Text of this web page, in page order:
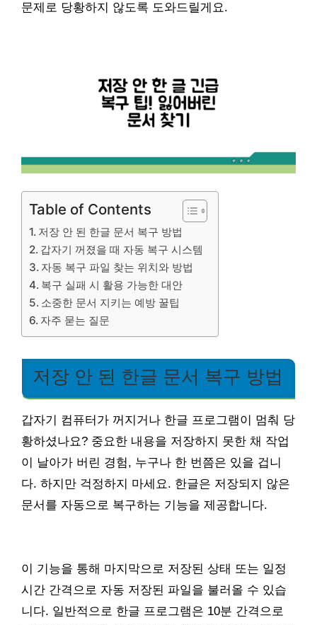
문제로 당황하지 않도록 도와드릴게요.
Table of Contents
저장 안 된 한글 문서 복구 방법
갑자기 꺼졌을 때 자동 복구 시스템
자동 복구 파일 찾는 위치와 방법
복구 실패 시 활용 가능한 대안
소중한 문서 지키는 예방 꿀팁
자주 묻는 질문
저장 안 된 한글 문서 복구 방법
갑자기 컴퓨터가 꺼지거나 한글 프로그램이 멈춰 당
황하셨나요? 중요한 내용을 저장하지 못한 채 작업
이 날아가 버린 경험, 누구나 한 번쯤은 있을 겁니
다. 하지만 걱정하지 마세요. 한글은 저장되지 않은
문서를 자동으로 복구하는 기능을 제공합니다.
이 기능을 통해 마지막으로 저장된 상태 또는 일정
시간 간격으로 자동 저장된 파일을 불러올 수 있습
니다. 일반적으로 한글 프로그램은 10분 간격으로